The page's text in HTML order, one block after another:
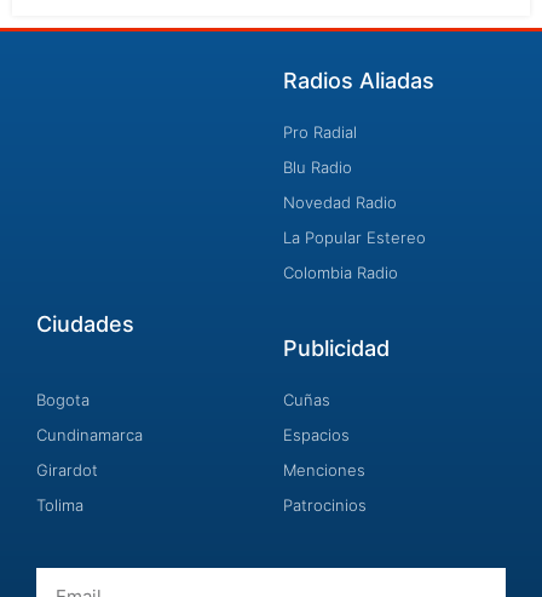
Radios Aliadas
Pro Radial
Blu Radio
Novedad Radio
La Popular Estereo
Colombia Radio
Ciudades
Bogota
Cundinamarca
Girardot
Tolima
Publicidad
Cuñas
Espacios
Menciones
Patrocinios